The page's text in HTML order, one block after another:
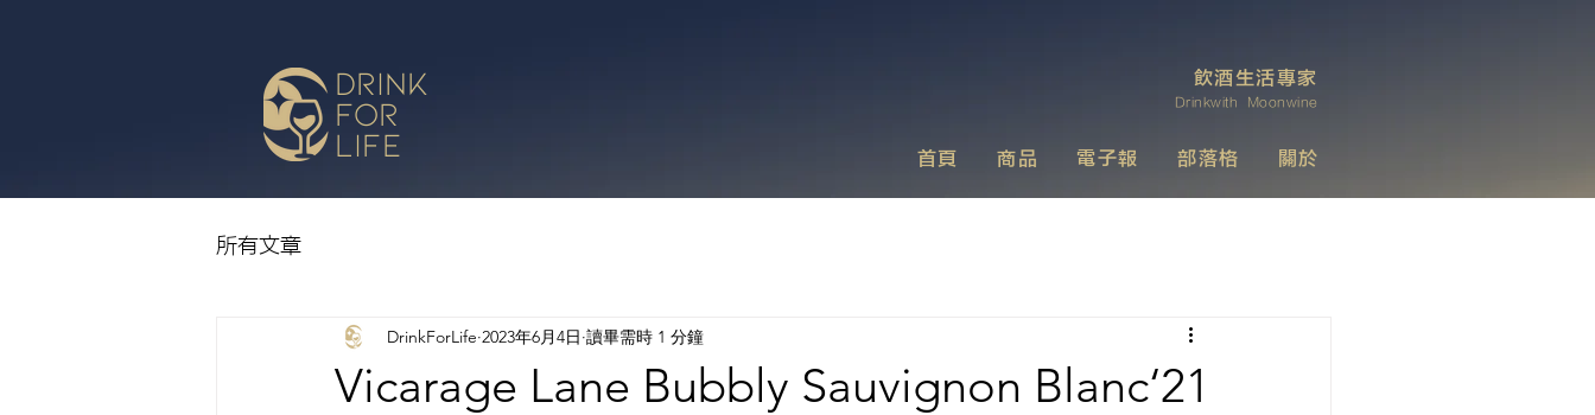
drink
for
life
飲酒生活專家
Drinkwith Moonwine
首頁 商品 電子報 部落格 關於
所有文章
Vicarage Lane Bubbly Sauvignon Blanc‘21
DrinkForLife 2023年6月4日 讀畢需時 1 分鐘